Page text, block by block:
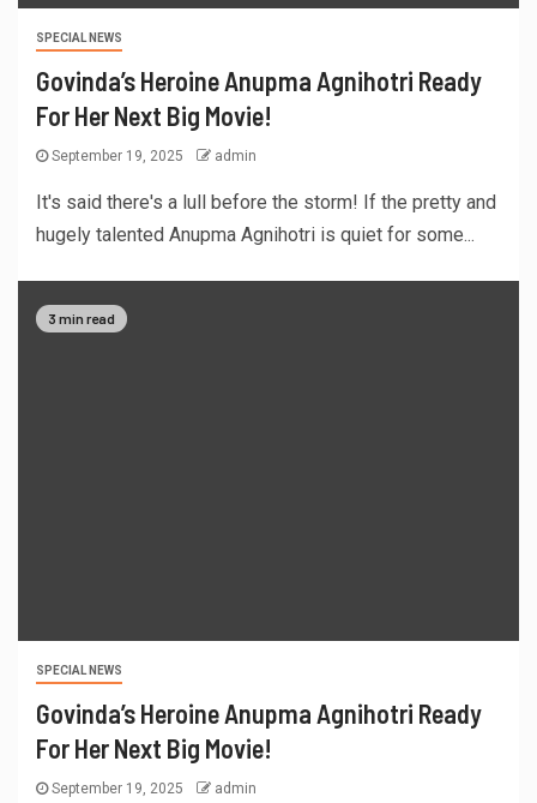
SPECIAL NEWS
Govinda’s Heroine Anupma Agnihotri Ready
For Her Next Big Movie!
September 19, 2025 admin
It's said there's a lull before the storm! If the pretty and
hugely talented Anupma Agnihotri is quiet for some...
3 min read
SPECIAL NEWS
Govinda’s Heroine Anupma Agnihotri Ready
For Her Next Big Movie!
September 19, 2025 admin